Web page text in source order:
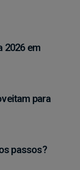
2026 em
para
passos?